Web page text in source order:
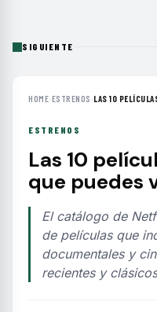
SIGUIENTE
HOME›ESTRENOS ›LAS 10
ESTRENOS
Las 10
que puedes
El catálogo de
de películas que
documentales y
recientes y